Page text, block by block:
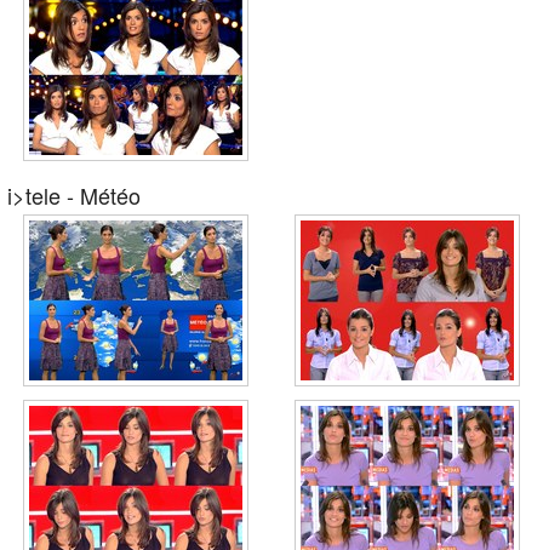
i>tele - Météo